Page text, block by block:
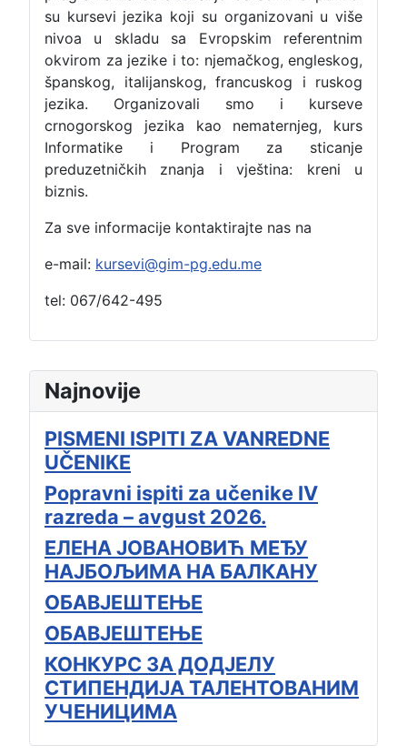
Najnovije
PISMENI ISPITI ZA VANREDNE
UČENIKE
Popravni ispiti za učenike IV
razreda – avgust 2026.
ЕЛЕНА ЈОВАНОВИЋ МЕЂУ
НАЈБОЉИМА НА БАЛКАНУ
ОБАВЈЕШТЕЊЕ
ОБАВЈЕШТЕЊЕ
КОНКУРС ЗА ДОДЈЕЛУ
СТИПЕНДИЈА ТАЛЕНТОВАНИМ
УЧЕНИЦИМА
su kursevi jezika koji su organizovani u više
nivoa u skladu sa Evropskim referentnim
okvirom za jezike i to: njemačkog, engleskog,
španskog, italijanskog, francuskog i ruskog
jezika. Organizovali smo i kurseve
crnogorskog jezika kao nematernjeg, kurs
Informatike i Program za sticanje
preduzetničkih znanja i vještina: kreni u
biznis.
Za sve informacije kontaktirajte nas na
e-mail: kursevi@gim-pg.edu.me
tel: 067/642-495